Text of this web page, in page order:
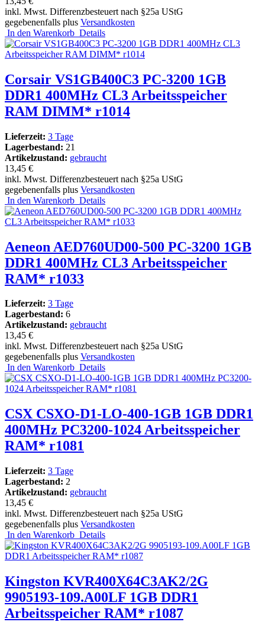
inkl. Mwst. Differenzbesteuert nach §25a UStG
gegebenenfalls plus Versandkosten
In den Warenkorb Details
Corsair VS1GB400C3 PC-3200 1GB
DDR1 400MHz CL3 Arbeitsspeicher
RAM DIMM* r1014
Lieferzeit: 3 Tage
Lagerbestand: 21
Artikelzustand: gebraucht
13,45 €
inkl. Mwst. Differenzbesteuert nach §25a UStG
gegebenenfalls plus Versandkosten
In den Warenkorb Details
Aeneon AED760UD00-500 PC-3200 1GB
DDR1 400MHz CL3 Arbeitsspeicher
RAM* r1033
Lieferzeit: 3 Tage
Lagerbestand: 6
Artikelzustand: gebraucht
13,45 €
inkl. Mwst. Differenzbesteuert nach §25a UStG
gegebenenfalls plus Versandkosten
In den Warenkorb Details
CSX CSXO-D1-LO-400-1GB 1GB DDR1
400MHz PC3200-1024 Arbeitsspeicher
RAM* r1081
Lieferzeit: 3 Tage
Lagerbestand: 2
Artikelzustand: gebraucht
13,45 €
inkl. Mwst. Differenzbesteuert nach §25a UStG
gegebenenfalls plus Versandkosten
In den Warenkorb Details
Kingston KVR400X64C3AK2/2G
9905193-109.A00LF 1GB DDR1
Arbeitsspeicher RAM* r1087